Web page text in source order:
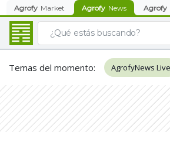
Agrofy Market Agrofy News Agrofy
Temas del momento: AgrofyNews Live